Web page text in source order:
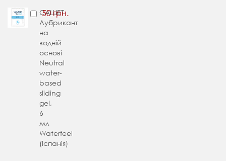
САШЕТ
Лубрикант
на
водній
основі
Neutral
water-
based
sliding
gel,
6
мл
Waterfeel
(Іспанія)
50 грн.